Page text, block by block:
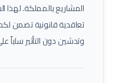
المشاريع بالمملكة.
تعاقدية قانونية تضمن
وتدشيندون التأثير